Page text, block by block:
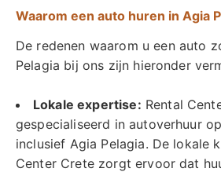
Waarom een auto huren in Agia
De redenen waarom u een auto
Pelagia bij ons zijn hieronder
Lokale expertise: Rental
gespecialiseerd in autoverhuur
inclusief Agia Pelagia. De lokale
Center Crete zorgt ervoor dat